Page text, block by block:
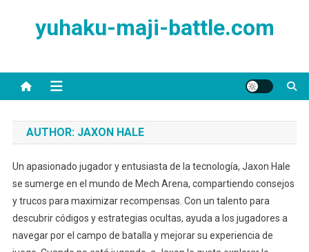
yuhaku-maji-battle.com
AUTHOR: JAXON HALE
Un apasionado jugador y entusiasta de la tecnología, Jaxon Hale
se sumerge en el mundo de Mech Arena, compartiendo consejos
y trucos para maximizar recompensas. Con un talento para
descubrir códigos y estrategias ocultas, ayuda a los jugadores a
navegar por el campo de batalla y mejorar su experiencia de